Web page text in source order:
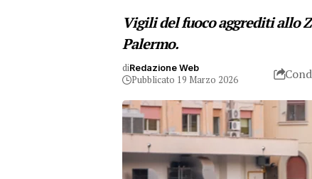
Vigili del fuoco aggrediti allo
Palermo.
diRedazione Web
Pubblicato 19 Marzo 2026